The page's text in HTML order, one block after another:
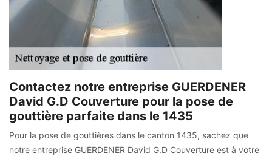
Contactez notre entreprise GUERDENER
David G.D Couverture pour la pose de
gouttière parfaite dans le 1435
Pour la pose de gouttières dans le canton 1435, sachez que
notre entreprise GUERDENER David G.D Couverture est à votre